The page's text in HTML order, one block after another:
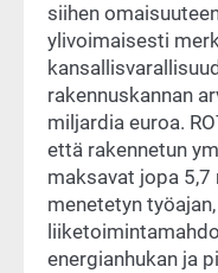
siihen
ylivoimaisesti
rakennuskannan
miljardia euroa.
että rakennetun
maksavat jopa
menetetyn
energianhukan ja